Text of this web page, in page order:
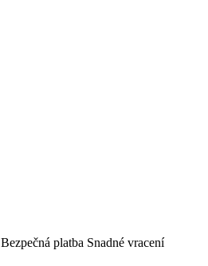
Bezpečná platba Snadné vracení